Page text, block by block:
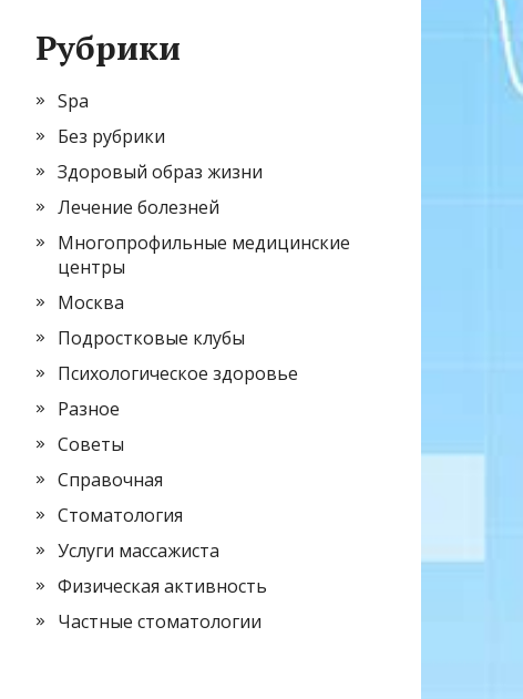
Рубрики
Spa
Без рубрики
Здоровый образ жизни
Лечение болезней
Многопрофильные медицинские
центры
Москва
Подростковые клубы
Психологическое здоровье
Разное
Советы
Справочная
Стоматология
Услуги массажиста
Физическая активность
Частные стоматологии